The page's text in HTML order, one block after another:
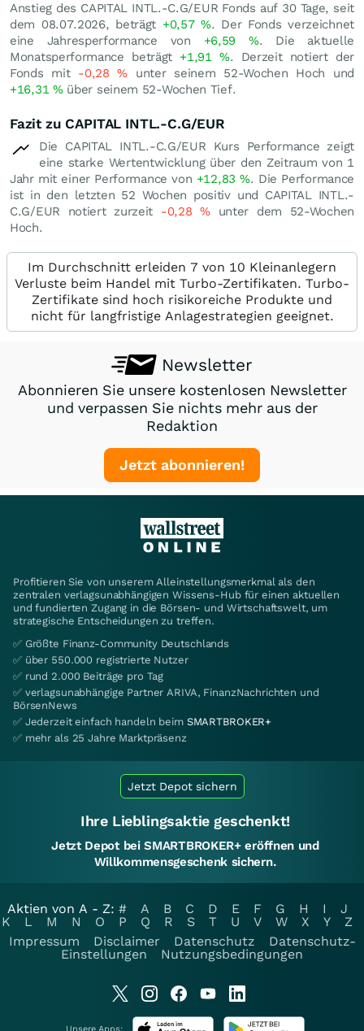
Anstieg des CAPITAL INTL.-C.G/EUR Fonds auf 30 Tage, seit
dem 08.07.2026, beträgt +0,57%. Der Fonds verzeichnet
eine Jahresperformance von +6,59%. Die aktuelle
Monatsperformance beträgt +1,91 %. Derzeit notiert der
Fonds mit -0,28% unter seinem 52-Wochen Hoch und
+16,31 %über seinem 52-Wochen Tief.
Fazit zu CAPITAL INTL.-C.G/EUR
Die CAPITAL INTL.-C.G/EUR Kurs Performance zeigt
eine starke Wertentwicklung über den Zeitraum von 1
Jahr mit einer Performance von +12,83%. Die Performance
ist in den letzten 52 Wochen positiv und CAPITAL INTL.-
C.G/EUR notiert zurzeit -0,28%unter dem 52-Wochen
Hoch.
Im Durchschnitt erleiden 7 von 10 Kleinanlegern
Verluste beim Handel mit Turbo-Zertifikaten. Turbo-
Zertifikate sind hoch risikoreiche Produkte und
nicht für langfristige Anlagestrategien geeignet.
Newsletter
Abonnieren Sie unsere kostenlosen Newsletter
und verpassen Sie nichts mehr aus der
Redaktion
Jetzt abonnieren!
Profitieren Sie von unserem Alleinstellungsmerkmal als den
zentralen verlagsunabhängigen Wissens-Hub für einen aktuellen
und fundierten Zugang in die Börsen- und Wirtschaftswelt, um
strategische Entscheidungen zu treffen.
✅ Größte Finanz-Community Deutschlands
✅ über 550.000 registrierte Nutzer
✅ rund 2.000 Beiträge pro Tag
✅ verlagsunabhängige Partner ARIVA, FinanzNachrichten und
BörsenNews
✅ Jederzeit einfach handeln beim SMARTBROKER+
✅ mehr als 25 Jahre Marktpräsenz
Jetzt Depot sichern
Ihre Lieblingsaktie geschenkt!
Jetzt Depot bei SMARTBROKER+ eröffnen und
Willkommensgeschenk sichern.
Aktien von A - Z: # A B C D E F G H I
J
K
L M N O P Q R S T U V W X Y
Z
Impressum
Disclaimer Datenschutz
Datenschutz-
Einstellungen
Nutzungsbedingungen